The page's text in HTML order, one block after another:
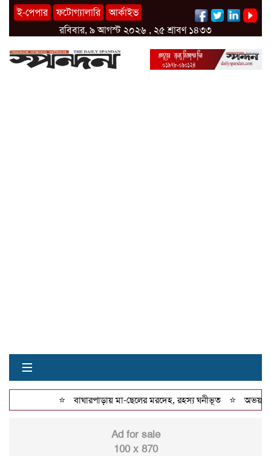
ই-পেপার ফটোগ্যালারি
আর্কাইভ
রবিবার, ৯ আগস্ট ২০২৬ , ২৫ শ্রাবণ ১৪৩৩
≡
বাঘারপাড়ায় মা-ছেলের মরদেহ, রহস্য ঘনীভূত ⭐ অভয়নগরে
Ad for sale
100 x 870